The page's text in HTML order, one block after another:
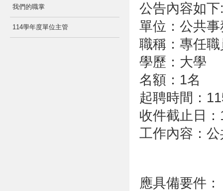
我們的職掌
114學年度單位主管
公告內容如下
單位：公共
職稱：專任
學歷：大學
名額：1名
起聘時間：
收件截止日
工作內容：
應具備要件：